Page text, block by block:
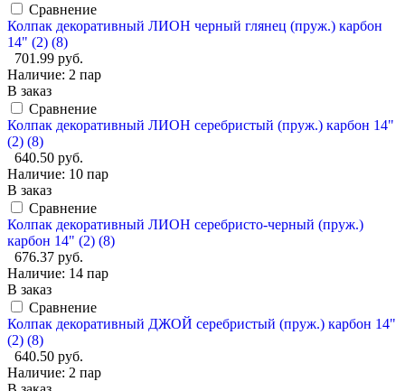
Сравнение
Колпак декоративный ЛИОН черный глянец (пруж.) карбон
14" (2) (8)
701.99 руб.
Наличие: 2 пар
В заказ
Сравнение
Колпак декоративный ЛИОН серебристый (пруж.) карбон 14"
(2) (8)
640.50 руб.
Наличие: 10 пар
В заказ
Сравнение
Колпак декоративный ЛИОН серебристо-черный (пруж.)
карбон 14" (2) (8)
676.37 руб.
Наличие: 14 пар
В заказ
Сравнение
Колпак декоративный ДЖОЙ серебристый (пруж.) карбон 14"
(2) (8)
640.50 руб.
Наличие: 2 пар